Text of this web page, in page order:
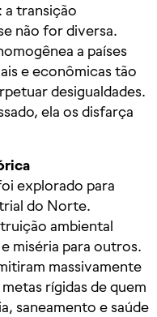
a transição
não for diversa.
a países
e econômicas tão
desigualdades.
ela os disfarça
explorado para
do Norte.
ambiental
miséria para outros.
massivamente
rígidas de quem
saneamento e saúde